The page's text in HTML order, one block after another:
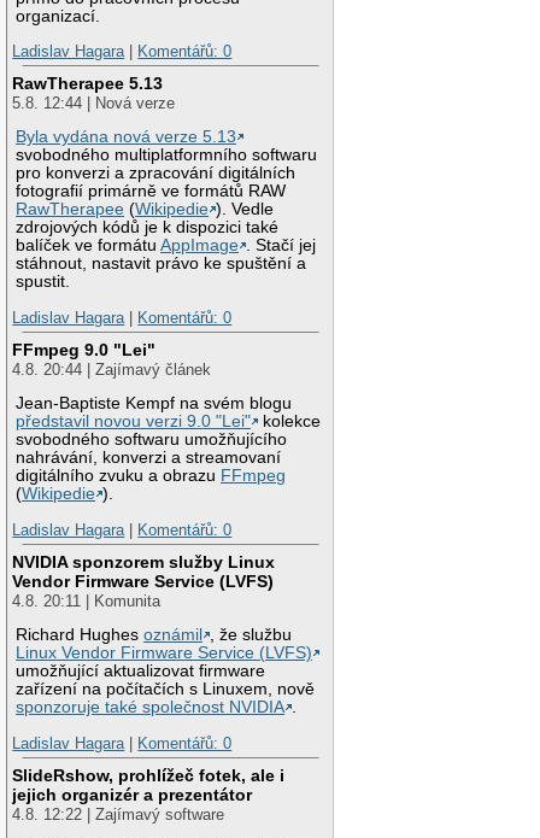
organizací.
Ladislav Hagara| Komentářů: 0
RawTherapee 5.13
5.8. 12:44 | Nová verze
Byla vydána nová verze 5.13
svobodného multiplatformního softwaru
pro konverzi a zpracování digitálních
fotografií primárně ve formátů RAW
RawTherapee (Wikipedie ). Vedle
zdrojových kódů je k dispozici také
balíček ve formátuAppImage . Stačí jej
stáhnout, nastavit právo ke spuštění a
spustit.
Ladislav Hagara| Komentářů: 0
FFmpeg 9.0 "Lei"
4.8. 20:44 | Zajímavý článek
Jean-Baptiste Kempf na svém blogu
představil novou verzi 9.0 "Lei"
kolekce
svobodného softwaru umožňujícího
nahrávání, konverzi a streamovaní
digitálního zvuku a obrazu FFmpeg
(Wikipedie ).
Ladislav Hagara| Komentářů: 0
NVIDIA sponzorem služby Linux
Vendor Firmware Service (LVFS)
4.8. 20:11 | Komunita
Richard Hughesoznámil
, že službu
Linux Vendor Firmware Service (LVFS)
umožňující aktualizovat firmware
zařízení na počítačích s Linuxem, nově
sponzoruje také společnost NVIDIA .
Ladislav Hagara| Komentářů: 0
SlideRshow, prohlížeč fotek, ale i
jejich organizér a prezentátor
4.8. 12:22 | Zajímavý software